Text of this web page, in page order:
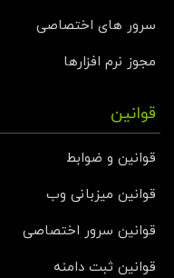
سرور های اختصاصی
مجوز نرم افزارها
قوانین
قوانین و ضوابط
قوانین میزبانی وب
قوانین سرور اختصاصی
قوانین ثبت دامنه